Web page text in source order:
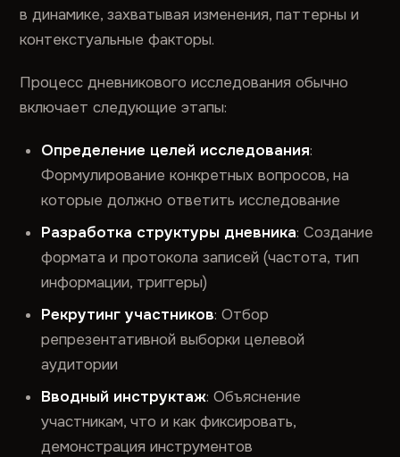
в динамике, захватывая изменения, паттерны и
контекстуальные факторы.
Процесс дневникового исследования обычно
включает следующие этапы:
Определение целей исследования:
Формулирование конкретных вопросов, на
которые должно ответить исследование
Разработка структуры дневника: Создание
формата и протокола записей (частота, тип
информации, триггеры)
Рекрутинг участников: Отбор
репрезентативной выборки целевой
аудитории
Вводный инструктаж: Объяснение
участникам, что и как фиксировать,
демонстрация инструментов